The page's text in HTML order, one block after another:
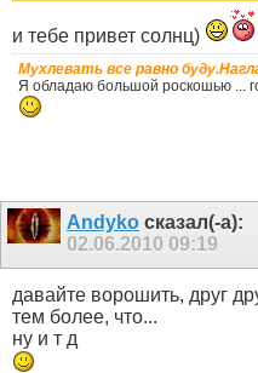
и тебе привет солнц)
Мухлевать все равно
Я обладаю большой роскошью ...
Andyko сказал(-а):
02.06.2010 09:19
давайте ворошить, друг
тем более, что...
ну и т д